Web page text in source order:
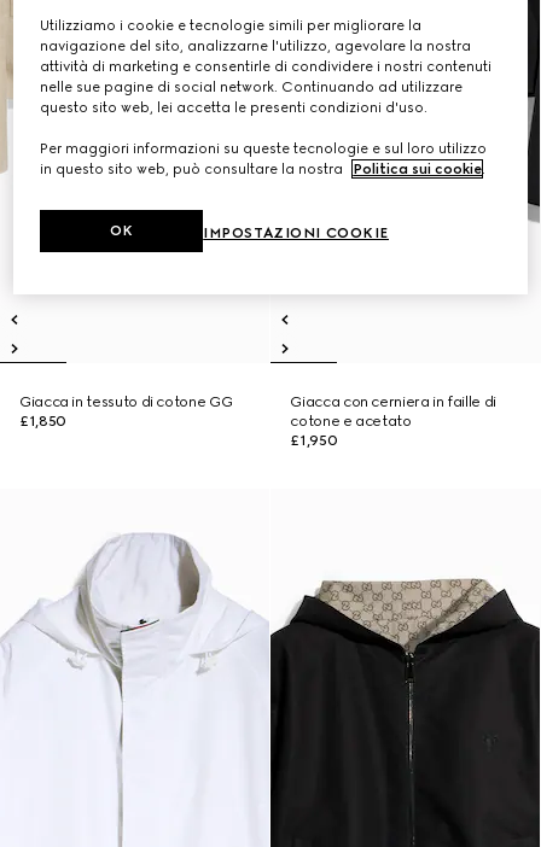
Giacca in tessuto di cotone GG
£1,850
Giacca con cerniera in faille di
cotone e acetato
£1,950
Utilizziamo i cookie e tecnologie simili per migliorare la
navigazione del sito, analizzarne l'utilizzo, agevolare la nostra
attività di marketing e consentirle di condividere i nostri contenuti
nelle sue pagine di social network. Continuando ad utilizzare
questo sito web, lei accetta le presenti condizioni d'uso.
Per maggiori informazioni su queste tecnologie e sul loro utilizzo
in questo sito web, può consultare la nostra
Politica sui cookie.
IMPOSTAZIONI COOKIE
OK